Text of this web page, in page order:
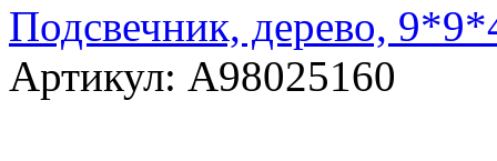
Подсвечник, дерево,
Артикул: A98025160